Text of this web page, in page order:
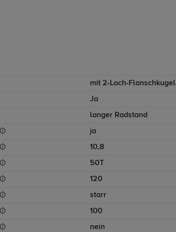
mit 2-Loch-Flanschkugel
Ja
langer Radstand
ja
10,8
50T
120
starr
100
nein